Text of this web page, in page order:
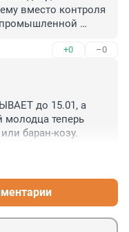
вместо контроля
промышленной
+0 –0
до 15.01, а
молодца теперь
баран-козу.